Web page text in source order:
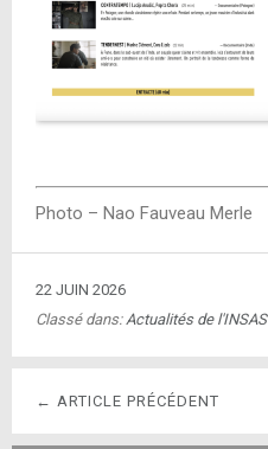
Photo – Nao Fauveau Merle
22 JUIN 2026
Classé dans: Actualités de l'INSAS
← ARTICLE PRÉCÉDENT